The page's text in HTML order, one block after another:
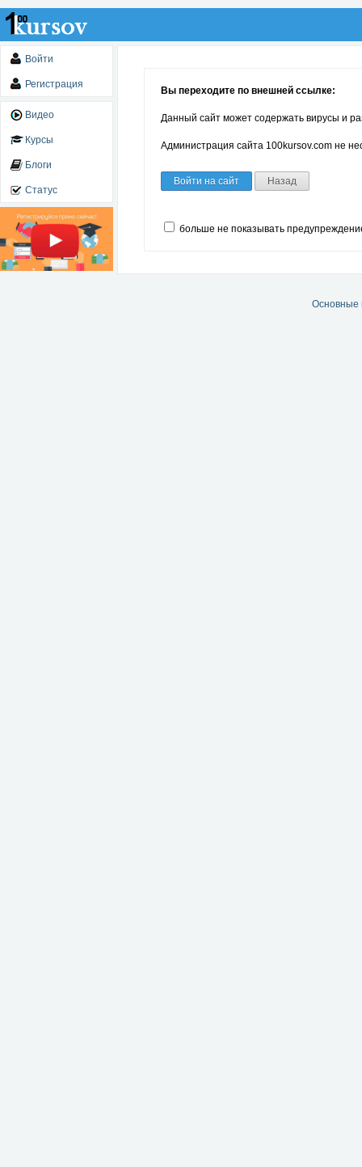
Войти
Регистрация
Видео
Курсы
Блоги
Статус
Вы переходите по внешней ссылке:
Данный сайт может содержать вирусы и
Администрация сайта 100kursov.com не
Войти на сайт Назад
больше не показывать
Основные